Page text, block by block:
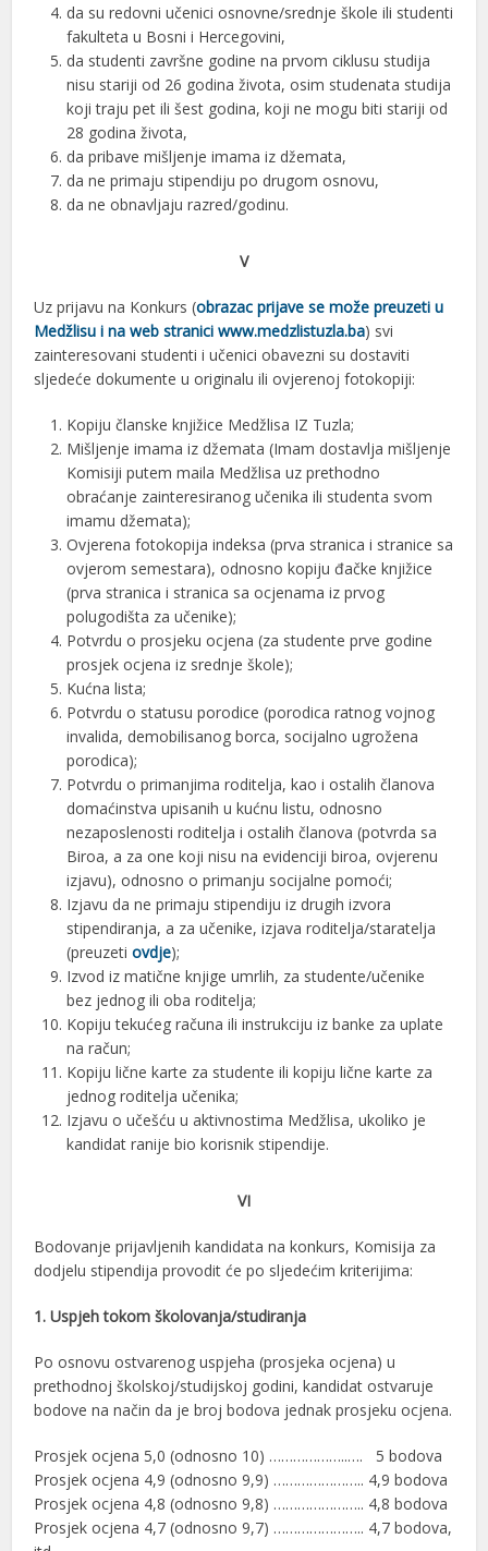
da su redovni učenici osnovne/srednje škole ili studenti
fakulteta u Bosni i Hercegovini,
da studenti završne godine na prvom ciklusu studija
nisu stariji od 26 godina života, osim studenata studija
koji traju pet ili šest godina, koji ne mogu biti stariji od
28 godina života,
da pribave mišljenje imama iz džemata,
da ne primaju stipendiju po drugom osnovu,
da ne obnavljaju razred/godinu.
V
Uz prijavu na Konkurs (obrazac prijave se može preuzeti u
Medžlisu i na web stranici www.medzlistuzla.ba) svi
zainteresovani studenti i učenici obavezni su dostaviti
sljedeće dokumente u originalu ili ovjerenoj fotokopiji:
Kopiju članske knjižice Medžlisa IZ Tuzla;
Mišljenje imama iz džemata (Imam dostavlja mišljenje
Komisiji putem maila Medžlisa uz prethodno
obraćanje zainteresiranog učenika ili studenta svom
imamu džemata);
Ovjerenа fotokopijа indeksа (prvа strаnicа i strаnice sа
ovjerom semestаrа), odnosno kopiju đačke knjižice
(prva stranica i stranica sa ocjenama iz prvog
polugodišta za učenike);
Potvrdu o prosjeku ocjena (za studente prve godine
prosjek ocjena iz srednje škole);
Kućna lista;
Potvrdu o statusu porodice (porodica ratnog vojnog
invalida, demobilisanog borca, socijalno ugrožena
porodica);
Potvrdu o primanjima roditelja, kao i ostalih članova
domaćinstva upisanih u kućnu listu, odnosno
nezaposlenosti roditelja i ostalih članova (potvrda sa
Biroa, a za one koji nisu na evidenciji biroa, ovjerenu
izjavu), odnosno o primanju socijalne pomoći;
Izjavu da ne primaju stipendiju iz drugih izvora
stipendiranja, a za učenike, izjava roditelja/staratelja
(preuzetiovdje);
Izvod iz matične knjige umrlih, za studente/učenike
bez jednog ili oba roditelja;
Kopiju tekućeg računa ili instrukciju iz banke za uplate
na račun;
Kopiju lične karte za studente ili kopiju lične karte za
jednog roditelja učenika;
Izjavu o učešću u aktivnostima Medžlisa, ukoliko je
kandidat ranije bio korisnik stipendije.
VI
Bodovanje prijavljenih kandidata na konkurs, Komisija za
dodjelu stipendija provodit će po sljedećim kriterijima:
1. Uspjeh tokom školovanja/studiranja
Po osnovu ostvarenog uspjeha (prosjeka ocjena) u
prethodnoj školskoj/studijskoj godini, kandidat ostvaruje
bodove na način da je broj bodova jednak prosjeku ocjena.
Prosjek ocjena 5,0 (odnosno 10) ………………..…. 5 bodova
Prosjek ocjena 4,9 (odnosno 9,9) ………………….. 4,9 bodova
Prosjek ocjena 4,8 (odnosno 9,8) ………………….. 4,8 bodova
Prosjek ocjena 4,7 (odnosno 9,7) ………………….. 4,7 bodova,